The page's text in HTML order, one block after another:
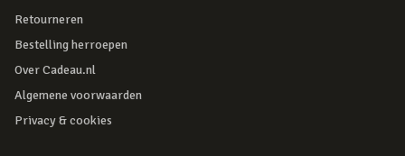
Retourneren
Bestelling herroepen
Over Cadeau.nl
Algemene voorwaarden
Privacy & cookies